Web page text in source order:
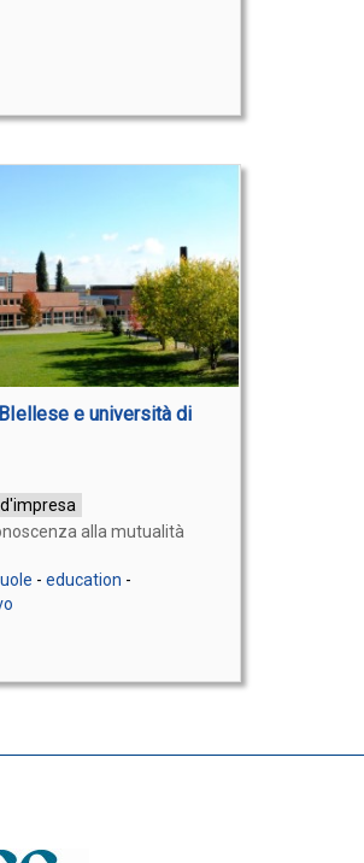
e università di
alla mutualità
-education -